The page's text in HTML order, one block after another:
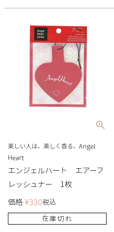
美しい人は、美しく香る、Angel
Heart
エンジェルハート エアーフ
レッシュナー 1枚
価格 ¥330税込
在庫切れ